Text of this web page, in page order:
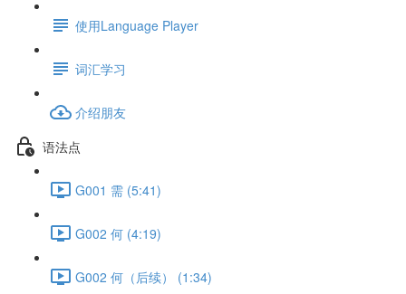
使用Language Player
词汇学习
介绍朋友
语法点
G001 需 (5:41)
G002 何 (4:19)
G002 何（后续） (1:34)